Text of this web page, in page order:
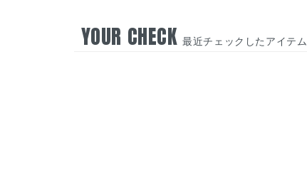
YOUR CHECK最近チェックしたアイテム